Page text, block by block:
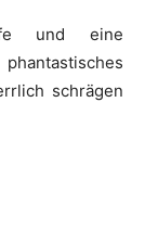
und eine
schrägen